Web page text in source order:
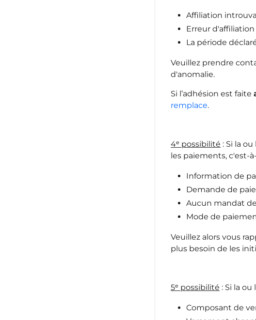
Affiliation
Erreur d'affiliation
La période
Veuillez prendre
d'anomalie.
Si l’adhésion est faite
remplace.
4ᵉ possibilité : Si la
les paiements, c'est-
Information de
Demande de
Aucun mandat
Mode de
Veuillez alors vous
plus besoin de les
5ᵉ possibilité : Si la
Composant de